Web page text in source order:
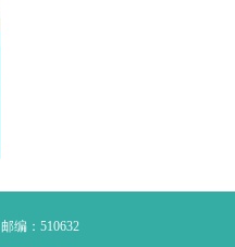
邮编：510632